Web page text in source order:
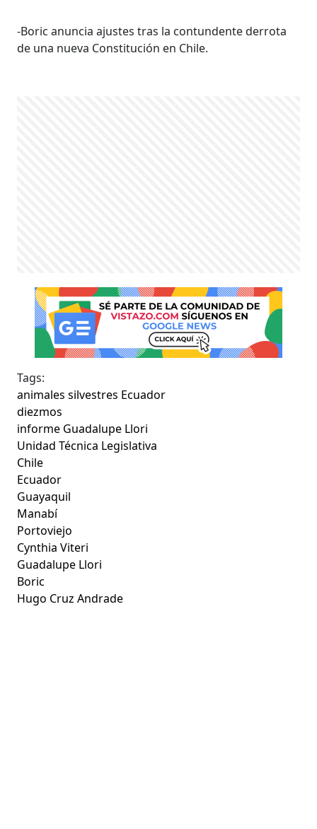
-Boric anuncia ajustes tras la contundente derrota
de una nueva Constitución en Chile.
Tags:
animales silvestres Ecuador
diezmos
informe Guadalupe Llori
Unidad Técnica Legislativa
Chile
Ecuador
Guayaquil
Manabí
Portoviejo
Cynthia Viteri
Guadalupe Llori
Boric
Hugo Cruz Andrade